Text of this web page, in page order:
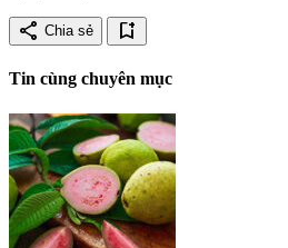
share Chia sẻ bookmark_add
Tin cùng chuyên mục